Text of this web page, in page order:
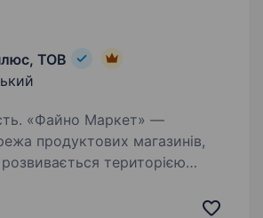
ТОВ
—
продуктових магазинів,
територією
Преображенська 88А,